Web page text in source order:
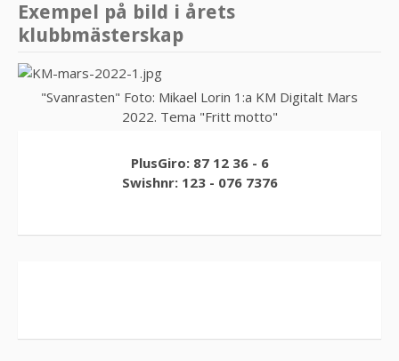
Exempel på bild i årets
klubbmästerskap
"Svanrasten" Foto: Mikael Lorin 1:a KM Digitalt Mars
2022. Tema "Fritt motto"
PlusGiro: 87 12 36 - 6
Swishnr: 123 - 076 7376